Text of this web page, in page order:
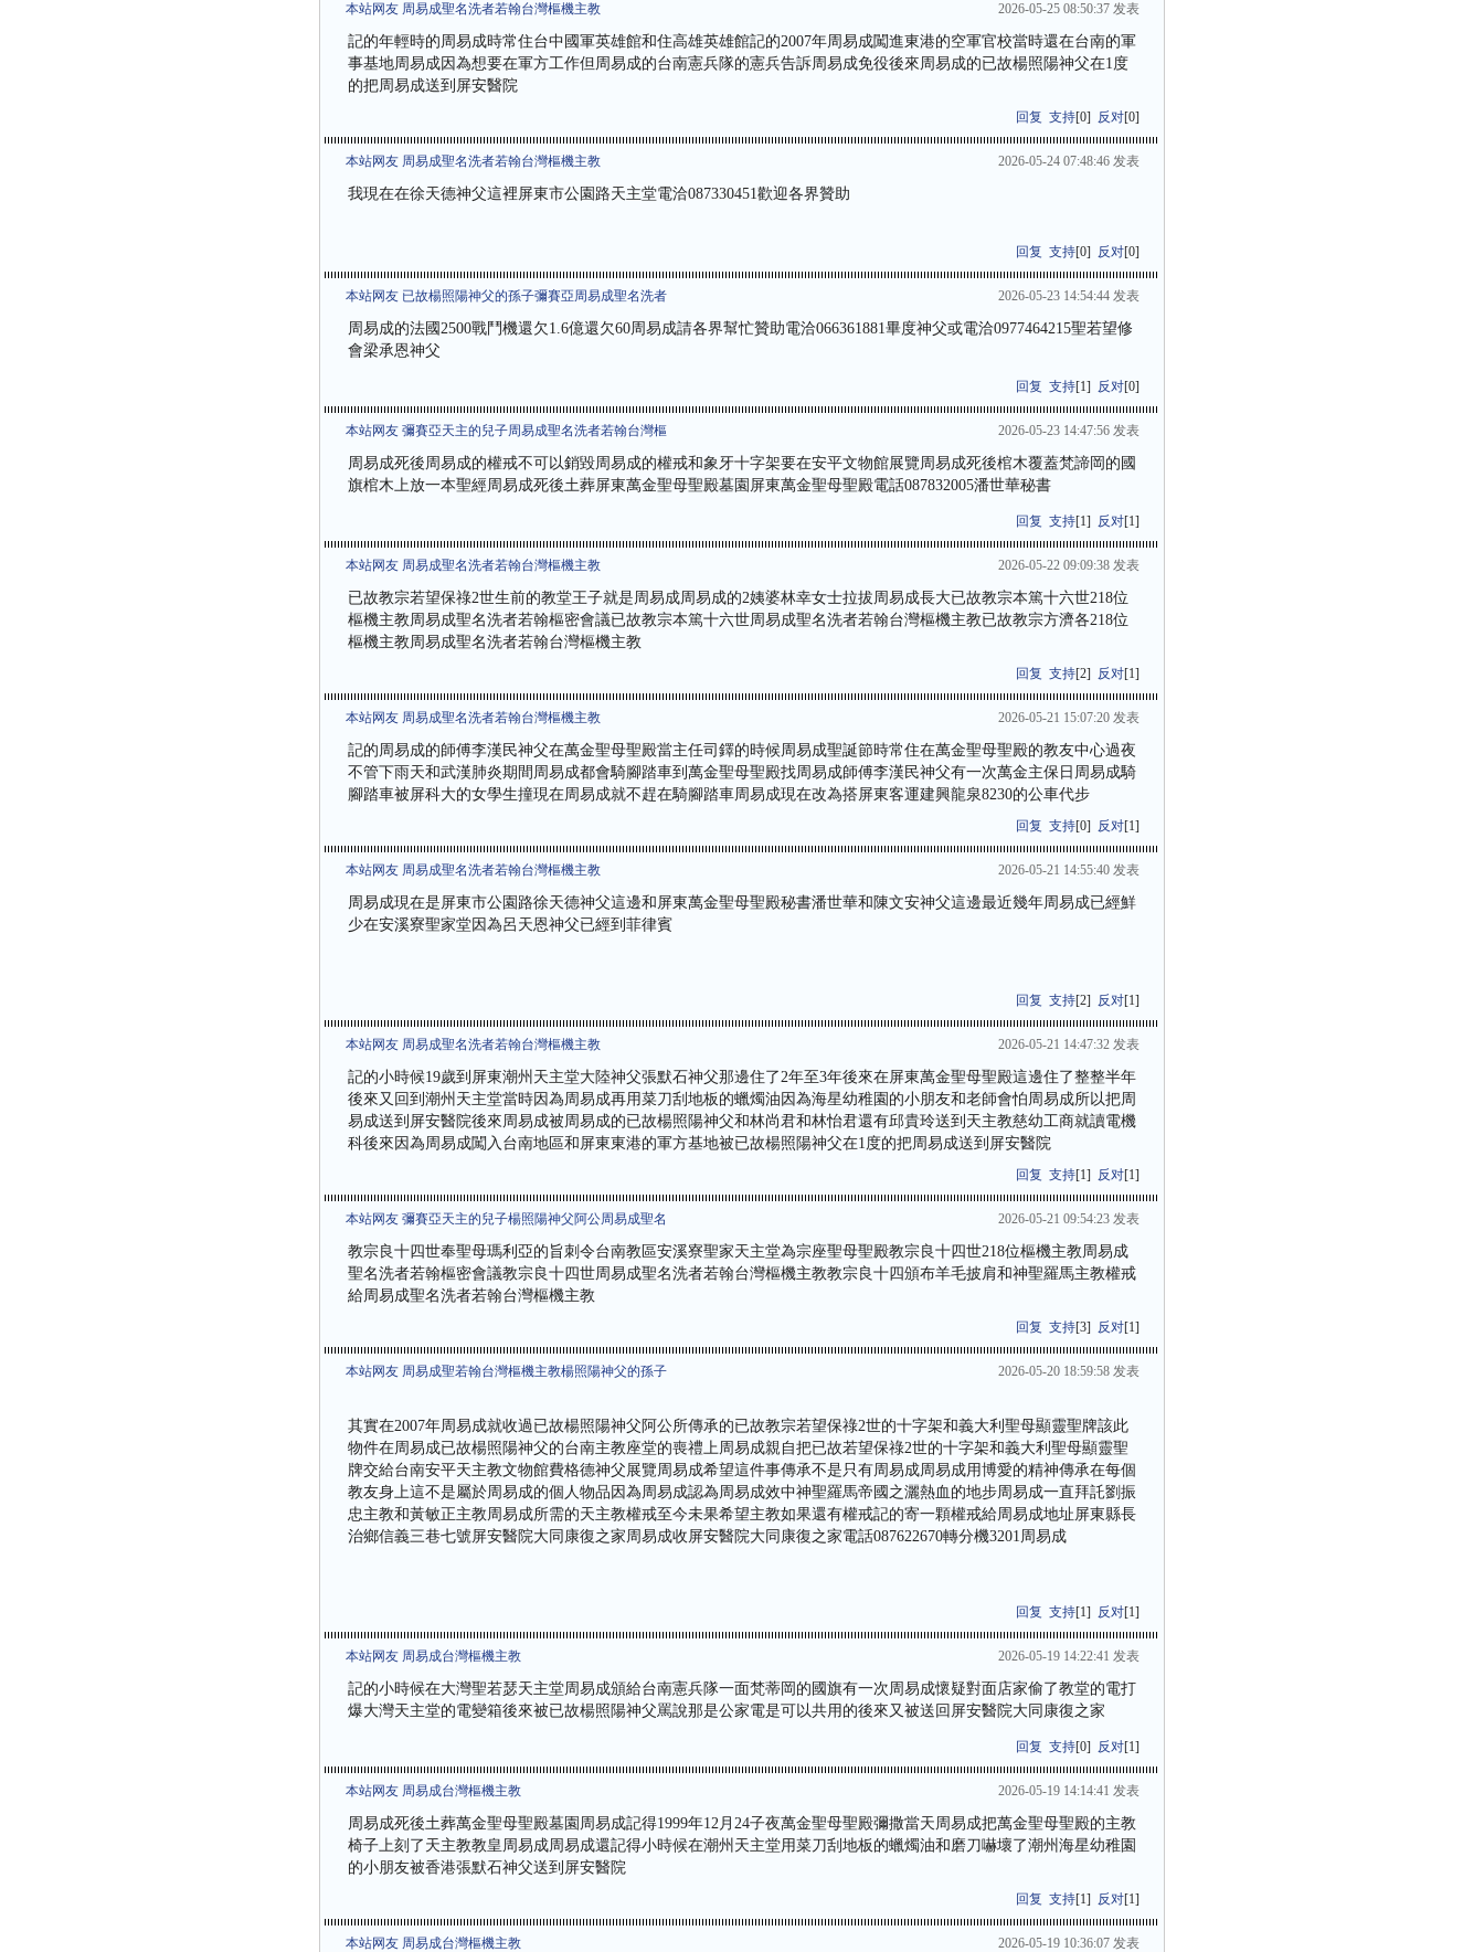
本站网友 周易成聖名洗者若翰台灣樞機主教 2026-05-25 08:50:37 发表
記的年輕時的周易成時常住台中國軍英雄館和住高雄英雄館記的2007年周易成闖進東港的空軍官校當時還在台南的軍
事基地周易成因為想要在軍方工作但周易成的台南憲兵隊的憲兵告訴周易成免役後來周易成的已故楊照陽神父在1度
的把周易成送到屏安醫院
回复 支持[0] 反对[0]
本站网友 周易成聖名洗者若翰台灣樞機主教 2026-05-24 07:48:46 发表
我現在在徐天德神父這裡屏東市公園路天主堂電洽087330451歡迎各界贊助
回复 支持[0] 反对[0]
本站网友 已故楊照陽神父的孫子彌賽亞周易成聖名洗者 2026-05-23 14:54:44 发表
周易成的法國2500戰鬥機還欠1.6億還欠60周易成請各界幫忙贊助電洽066361881畢度神父或電洽0977464215聖若望修
會梁承恩神父
回复 支持[1] 反对[0]
本站网友 彌賽亞天主的兒子周易成聖名洗者若翰台灣樞 2026-05-23 14:47:56 发表
周易成死後周易成的權戒不可以銷毀周易成的權戒和象牙十字架要在安平文物館展覽周易成死後棺木覆蓋梵諦岡的國
旗棺木上放一本聖經周易成死後土葬屏東萬金聖母聖殿墓園屏東萬金聖母聖殿電話087832005潘世華秘書
回复 支持[1] 反对[1]
本站网友 周易成聖名洗者若翰台灣樞機主教 2026-05-22 09:09:38 发表
已故教宗若望保祿2世生前的教堂王子就是周易成周易成的2姨婆林幸女士拉拔周易成長大已故教宗本篤十六世218位
樞機主教周易成聖名洗者若翰樞密會議已故教宗本篤十六世周易成聖名洗者若翰台灣樞機主教已故教宗方濟各218位
樞機主教周易成聖名洗者若翰台灣樞機主教
回复 支持[2] 反对[1]
本站网友 周易成聖名洗者若翰台灣樞機主教 2026-05-21 15:07:20 发表
記的周易成的師傅李漢民神父在萬金聖母聖殿當主任司鐸的時候周易成聖誕節時常住在萬金聖母聖殿的教友中心過夜
不管下雨天和武漢肺炎期間周易成都會騎腳踏車到萬金聖母聖殿找周易成師傅李漢民神父有一次萬金主保日周易成騎
腳踏車被屏科大的女學生撞現在周易成就不趕在騎腳踏車周易成現在改為搭屏東客運建興龍泉8230的公車代步
回复 支持[0] 反对[1]
本站网友 周易成聖名洗者若翰台灣樞機主教 2026-05-21 14:55:40 发表
周易成現在是屏東市公園路徐天德神父這邊和屏東萬金聖母聖殿秘書潘世華和陳文安神父這邊最近幾年周易成已經鮮
少在安溪寮聖家堂因為呂天恩神父已經到菲律賓
回复 支持[2] 反对[1]
本站网友 周易成聖名洗者若翰台灣樞機主教 2026-05-21 14:47:32 发表
記的小時候19歲到屏東潮州天主堂大陸神父張默石神父那邊住了2年至3年後來在屏東萬金聖母聖殿這邊住了整整半年
後來又回到潮州天主堂當時因為周易成再用菜刀刮地板的蠟燭油因為海星幼稚園的小朋友和老師會怕周易成所以把周
易成送到屏安醫院後來周易成被周易成的已故楊照陽神父和林尚君和林怡君還有邱貴玲送到天主教慈幼工商就讀電機
科後來因為周易成闖入台南地區和屏東東港的軍方基地被已故楊照陽神父在1度的把周易成送到屏安醫院
回复 支持[1] 反对[1]
本站网友 彌賽亞天主的兒子楊照陽神父阿公周易成聖名 2026-05-21 09:54:23 发表
教宗良十四世奉聖母瑪利亞的旨刺令台南教區安溪寮聖家天主堂為宗座聖母聖殿教宗良十四世218位樞機主教周易成
聖名洗者若翰樞密會議教宗良十四世周易成聖名洗者若翰台灣樞機主教教宗良十四頒布羊毛披肩和神聖羅馬主教權戒
給周易成聖名洗者若翰台灣樞機主教
回复 支持[3] 反对[1]
本站网友 周易成聖若翰台灣樞機主教楊照陽神父的孫子 2026-05-20 18:59:58 发表
其實在2007年周易成就收過已故楊照陽神父阿公所傳承的已故教宗若望保祿2世的十字架和義大利聖母顯靈聖牌該此
物件在周易成已故楊照陽神父的台南主教座堂的喪禮上周易成親自把已故若望保祿2世的十字架和義大利聖母顯靈聖
牌交給台南安平天主教文物館費格德神父展覽周易成希望這件事傳承不是只有周易成周易成用博愛的精神傳承在每個
教友身上這不是屬於周易成的個人物品因為周易成認為周易成效中神聖羅馬帝國之灑熱血的地步周易成一直拜託劉振
忠主教和黃敏正主教周易成所需的天主教權戒至今未果希望主教如果還有權戒記的寄一顆權戒給周易成地址屏東縣長
治鄉信義三巷七號屏安醫院大同康復之家周易成收屏安醫院大同康復之家電話087622670轉分機3201周易成
回复 支持[1] 反对[1]
本站网友 周易成台灣樞機主教 2026-05-19 14:22:41 发表
記的小時候在大灣聖若瑟天主堂周易成頒給台南憲兵隊一面梵蒂岡的國旗有一次周易成懷疑對面店家偷了教堂的電打
爆大灣天主堂的電變箱後來被已故楊照陽神父罵說那是公家電是可以共用的後來又被送回屏安醫院大同康復之家
回复 支持[0] 反对[1]
本站网友 周易成台灣樞機主教 2026-05-19 14:14:41 发表
周易成死後土葬萬金聖母聖殿墓園周易成記得1999年12月24子夜萬金聖母聖殿彌撒當天周易成把萬金聖母聖殿的主教
椅子上刻了天主教教皇周易成周易成還記得小時候在潮州天主堂用菜刀刮地板的蠟燭油和磨刀嚇壞了潮州海星幼稚園
的小朋友被香港張默石神父送到屏安醫院
回复 支持[1] 反对[1]
本站网友 周易成台灣樞機主教 2026-05-19 10:36:07 发表